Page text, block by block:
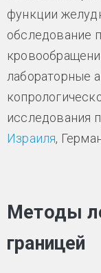
функции
обследование
лабораторные
исследования
Израиля,
Методы
границей